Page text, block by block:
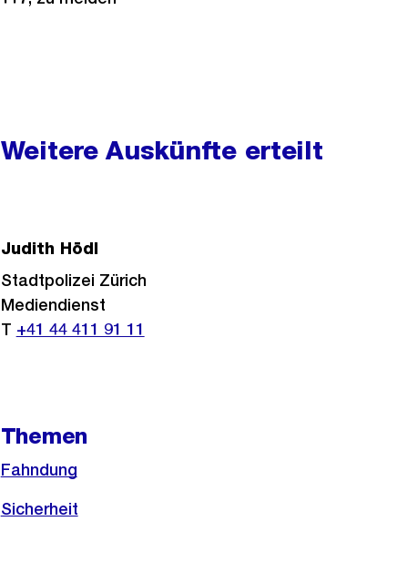
Weitere Auskünfte erteilt
Judith Hödl
Stadtpolizei Zürich
Mediendienst
T +41 44 411 91 11
Themen
Fahndung
Sicherheit